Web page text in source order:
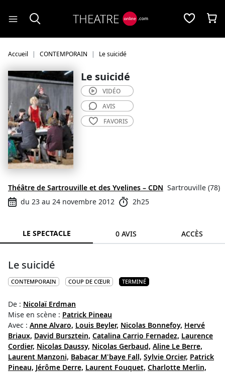
Accueil CONTEMPORAIN Le suicidé
Le suicidé
Théâtre de Sartrouville et des Yvelines – CDN Sartrouville (78)
du 23 au 24 novembre 2012
2h25
VIDÉO
AVIS
FAVORIS
LE SPECTACLE 0 AVIS ACCÈS
Le suicidé
CONTEMPORAIN COUP DE CŒUR TERMINÉ
De : Nicolaï Erdman
Mise en scène : Patrick Pineau
Avec : Anne Alvaro, Louis Beyler, Nicolas Bonnefoy, Hervé
Briaux, David Bursztein, Catalina Carrio Fernadez, Laurence
Cordier, Nicolas Daussy, Nicolas Gerbaud, Aline Le Berre,
Laurent Manzoni, Babacar M'baye Fall, Sylvie Orcier, Patrick
Pineau, Jérôme Derre, Laurent Fouquet, Charlotte Merlin,